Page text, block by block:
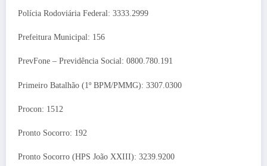
Polícia Rodoviária Federal: 3333.2999
Prefeitura Municipal: 156
PrevFone – Previdência Social: 0800.780.191
Primeiro Batalhão (1º BPM/PMMG): 3307.0300
Procon: 1512
Pronto Socorro: 192
Pronto Socorro (HPS João XXIII): 3239.9200